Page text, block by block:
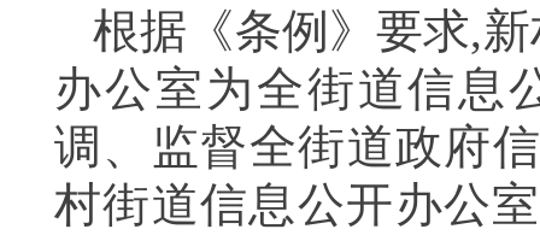
根据《条例》要求,
办公室为全街道信息
调、监督全街道政府
村街道信息公开办公